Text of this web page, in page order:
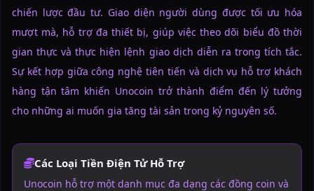
chiến lược đầu tư. Giao diện người dùng được tối ưu hóa
mượt mà, hỗ trợ đa thiết bị, giúp việc theo dõi biểu đồ thời
gian thực và thực hiện lệnh giao dịch diễn ra trong tích tắc.
Sự kết hợp giữa công nghệ tiên tiến và dịch vụ hỗ trợ khách
hàng tận tâm khiến Unocoin trở thành điểm đến lý tưởng
cho những ai muốn gia tăng tài sản trong kỷ nguyên số.
Các Loại Tiền Điện Tử Hỗ Trợ
Unocoin hỗ trợ một danh mục đa dạng các đồng coin và